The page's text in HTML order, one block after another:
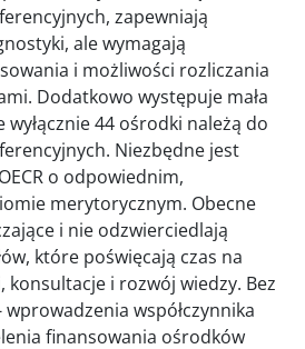
zapewniają
ale wymagają
i możliwości rozliczania
Dodatkowo występuje mała
wyłącznie 44 ośrodki należą do
Niezbędne jest
o odpowiednim,
merytorycznym. Obecne
i nie odzwierciedlają
które poświęcają czas na
i rozwój wiedzy. Bez
współczynnika
finansowania ośrodków